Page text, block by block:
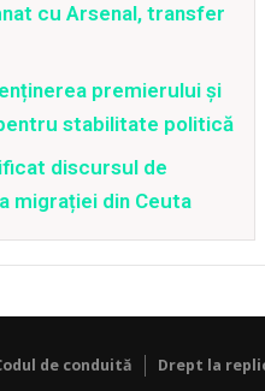
cu Arsenal, transfer
premierului și
stabilitate politică
discursul de
migrației din Ceuta
de conduită Drept la